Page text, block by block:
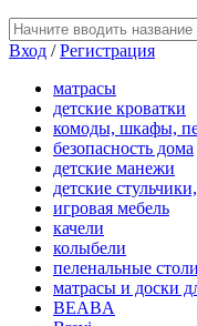
Вход /Регистрация
матрасы
детские кроватки
комоды, шкафы,
безопасность дома
детские манежи
детские
игровая мебель
качели
колыбели
пеленальные
матрасы и доски
BEABA